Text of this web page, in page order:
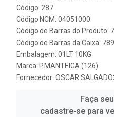
Código: 287
Código NCM: 04051000
Código de Barras do Produto:
Código de Barras da Caixa:
Embalagem: 01LT 10KG
Marca: P.MANTEIGA (126)
Fornecedor: OSCAR
Faça
cadastre-se para